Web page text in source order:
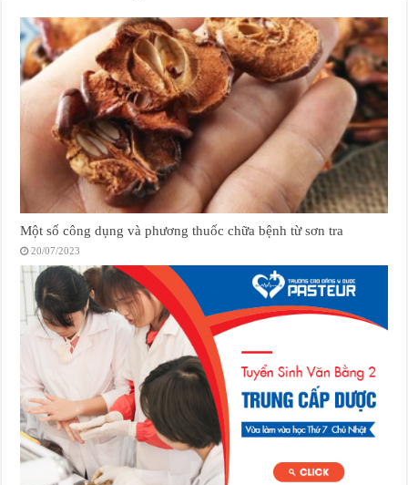
Một số công dụng và phương thuốc chữa bệnh từ sơn tra
20/07/2023